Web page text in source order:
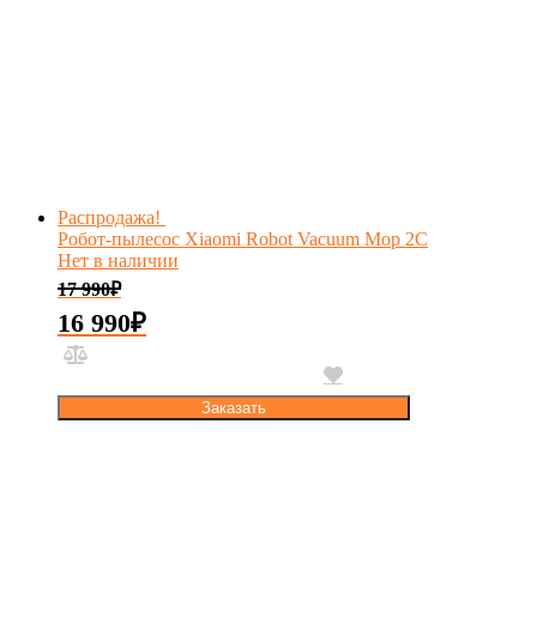
Распродажа!
Робот-пылесос Xiaomi Robot Vacuum Mop 2C
Нет в наличии
17 990₽
16 990₽
Заказать